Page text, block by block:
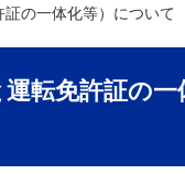
の一体化等）について
転免許証の一